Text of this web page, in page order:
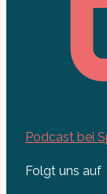
Podcast bei
Folgt uns auf